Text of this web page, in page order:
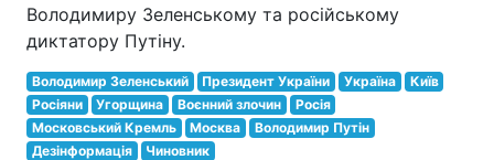
Володимиру Зеленському та російському
диктатору Путіну.
Володимир Зеленський Президент України Україна
Київ
Росіяни
Угорщина Воєнний злочин
Росія
Московський Кремль
Москва
Володимир Путін
Дезінформація
Чиновник